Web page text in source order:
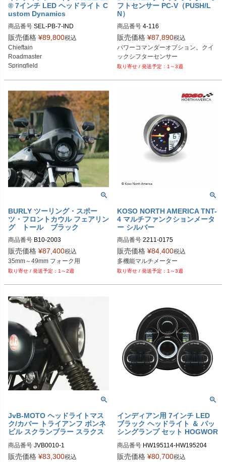
® 7インチ LED ヘッドライト C
ustom Dynamics
商品番号 SEL-PB-7-IND
クローム：PB-7-IND-C：2001-1825
ブラック：PB-7-IND-B：2001-1826
販売価格 ¥89,800税込
Chieftain
Roadmaster
Springfield
Chief
Vintage
フトセンサー PC-V（PUSH/L
N）
商品番号 4-116
D型番：1601-0247
販売価格 ¥87,890税込
パワーコマンダーオプション。クイ
ックシフターセンサー
1～3週
BURLY ツーリング・スポー
ツ・フロントカウル フェアリン
グ トール ブラック
商品番号 B10-2003
旧型番：B10-2001
販売価格 ¥87,400税込
35mm～49mm フォーク用
1～2週
KOSO NORTH AMERICA TNT-
4 マルチファンクションメータ
ー シルバー
商品番号 2211-0175
D型番：2211-0175
販売価格 ¥84,400税込
多機能マルチメーター
1～3週
JvB-MOTO ヘッドライトマス
ク/カバー トライアンフ ボンネ
ビル スクランブラー スラクス
商品番号 JVB0010-1
販売価格 ¥83,300税込
インディアン用 7インチ LED
ブラック ヘッドライト ＆ パッ
シングランプ セット HOGWOR
商品番号 HW195114-HW195204
販売価格 ¥80,700税込